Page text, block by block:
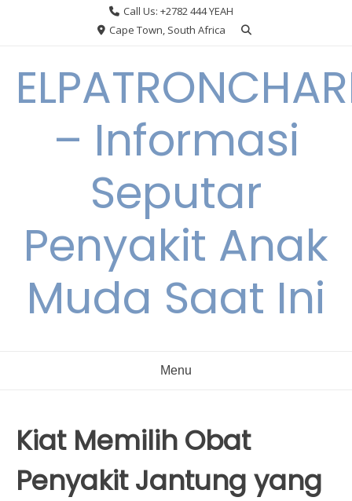
Call Us: +2782 444 YEAH
Cape Town, South Africa
– Informasi
Seputar
Penyakit Anak
Muda Saat Ini
Menu
Kiat Memilih Obat
Penyakit Jantung yang